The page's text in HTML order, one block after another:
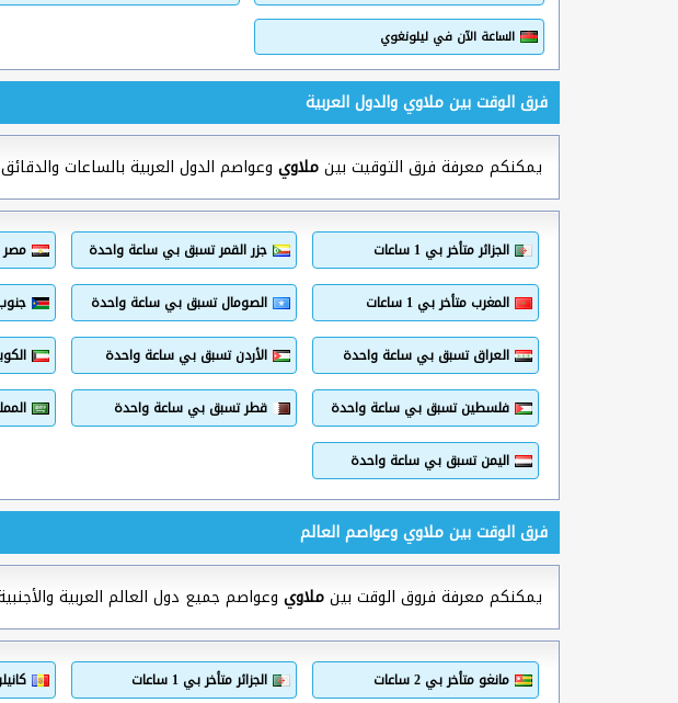
الساعة الآن في ليلونغوي
فرق الوقت بين ملاوي والدول العربية
يمكنكم معرفة فرق التوقيت بينملاويوعواصم الدول العربية بالساعات
الجزائر متأخر بي 1 ساعات جزر القمر تسبق بي ساعة واحدة مصر
المغرب متأخر بي 1 ساعات الصومال تسبق بي ساعة واحدة
العراق تسبق بي ساعة واحدة الأردن تسبق بي ساعة واحدة
فلسطين تسبق بي ساعة واحدة قطر تسبق بي ساعة واحدة
اليمن تسبق بي ساعة واحدة
فرق الوقت بين ملاوي وعواصم العالم
يمكنكم معرفة فروق الوقت بينملاويوعواصم جميع دول العالم العربية
مانغو متأخر بي 2 ساعات الجزائر متأخر بي 1 ساعات